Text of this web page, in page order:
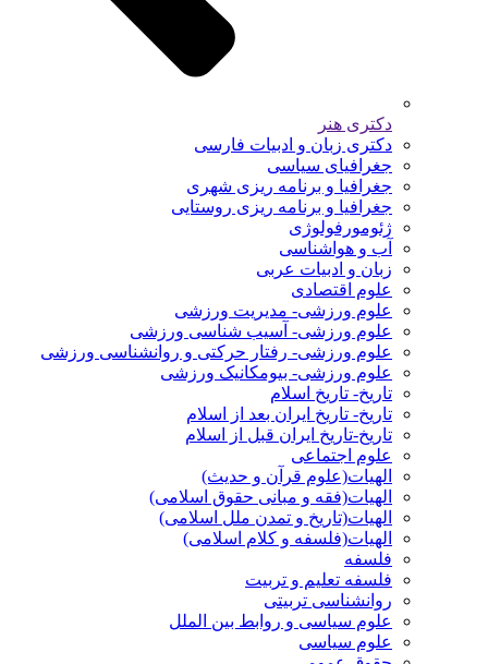
دکتری هنر
دکتری زبان و ادبیات فارسی
جغرافیای سیاسی
جغرافیا و برنامه ریزی شهری
جغرافیا و برنامه ریزی روستایی
ژئومورفولوژی
آب و هواشناسی
زبان و ادبیات عربی
علوم اقتصادی
علوم ورزشی- مدیریت ورزشی
علوم ورزشی- آسیب شناسی ورزشی
علوم ورزشی- رفتار حرکتی و روانشناسی ورزشی
علوم ورزشی- بیومکانیک ورزشی
تاریخ- تاریخ اسلام
تاریخ- تاریخ ایران بعد از اسلام
تاریخ-تاریخ ایران قبل از اسلام
علوم اجتماعی
الهیات(علوم قرآن و حدیث)
الهیات(فقه و مبانی حقوق اسلامی)
الهیات(تاریخ و تمدن ملل اسلامی)
الهیات(فلسفه و کلام اسلامی)
فلسفه
فلسفه تعلیم و تربیت
روانشناسی تربیتی
علوم سیاسی و روابط بین الملل
علوم سیاسی